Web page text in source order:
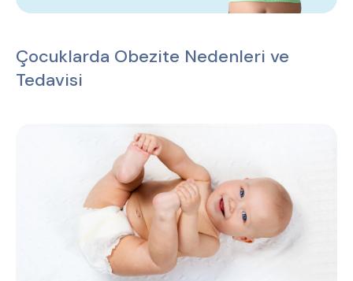
Çocuklarda Obezite Nedenleri ve
Tedavisi